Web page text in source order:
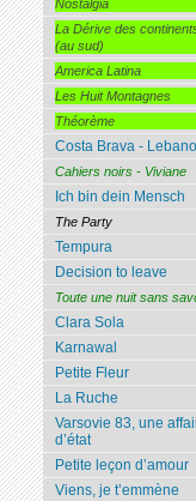
Nostalgia
La Dérive des
(au sud)
America Latina
Les Huit Montagnes
Théorème
Costa Brava -
Cahiers noirs - Viviane
Ich bin dein Mensch
The Party
Tempura
Decision to leave
Toute une nuit sans
Clara Sola
Karnawal
Petite Fleur
La Ruche
Varsovie 83, une
d’état
Petite leçon d’amour
Viens, je t’emmène